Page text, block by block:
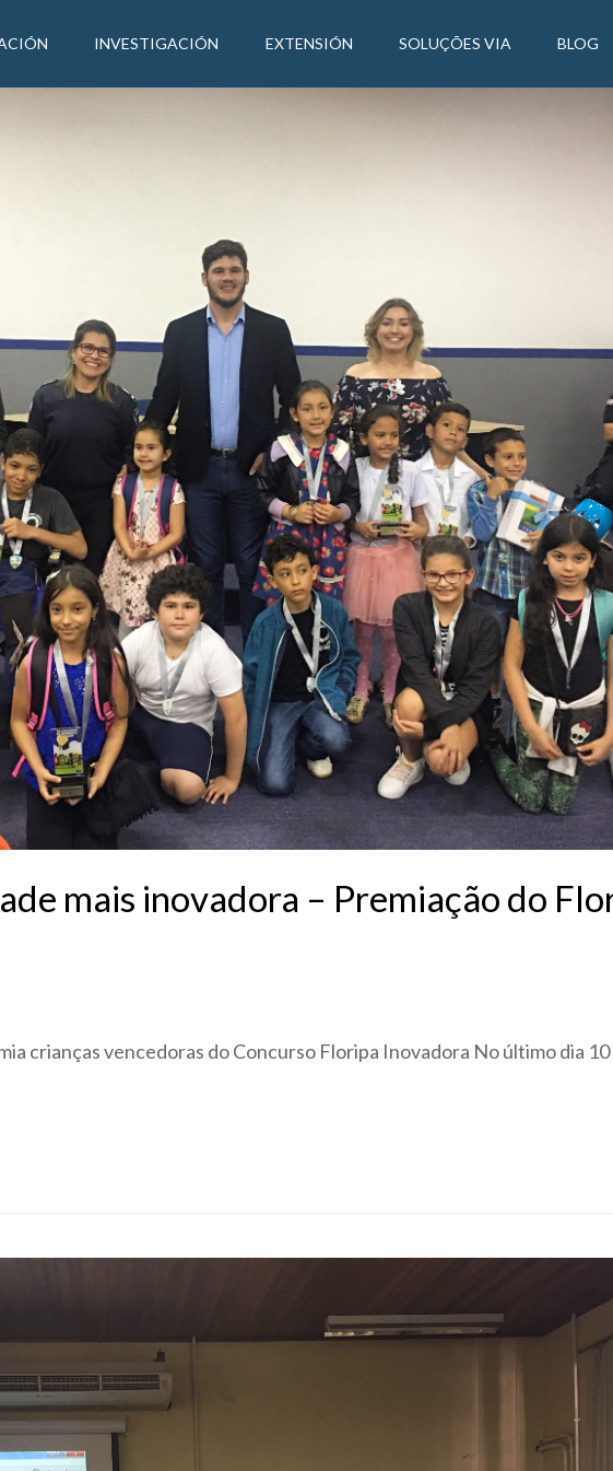
INVESTIGACIÓN EXTENSIÓN SOLUÇÕES VIA BLOG
mais inovadora – Premiação do
crianças vencedoras do Concurso Floripa Inovadora No último dia